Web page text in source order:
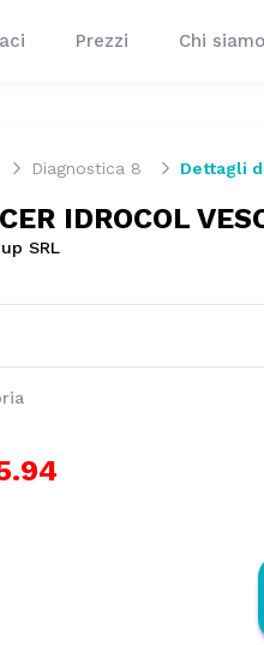
Prezzi Chi siamo
Diagnostica 8 Dettagli
IDROCOL
SRL